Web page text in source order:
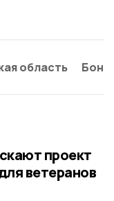
область
проект
ветеранов